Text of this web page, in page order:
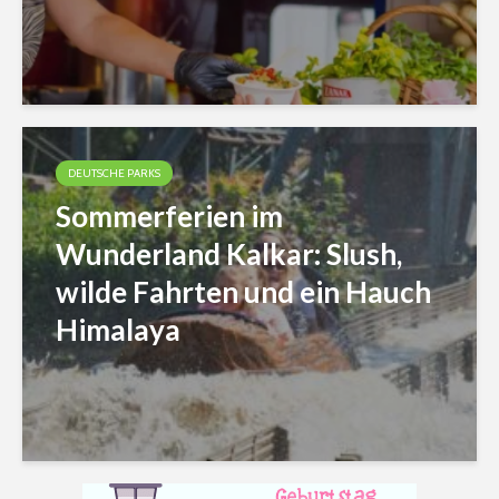
DEUTSCHE PARKS
Sommerferien im
Wunderland Kalkar: Slush,
wilde Fahrten und ein Hauch
Himalaya